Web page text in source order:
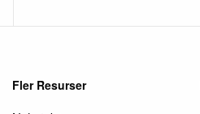
Fler Resurser